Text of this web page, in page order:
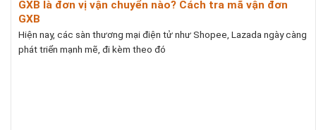
GXB là đơn vị vận chuyển nào? Cách tra mã vận đơn
GXB
Hiện nay, các sàn thương mại điện tử như Shopee, Lazada ngày càng
phát triển mạnh mẽ, đi kèm theo đó